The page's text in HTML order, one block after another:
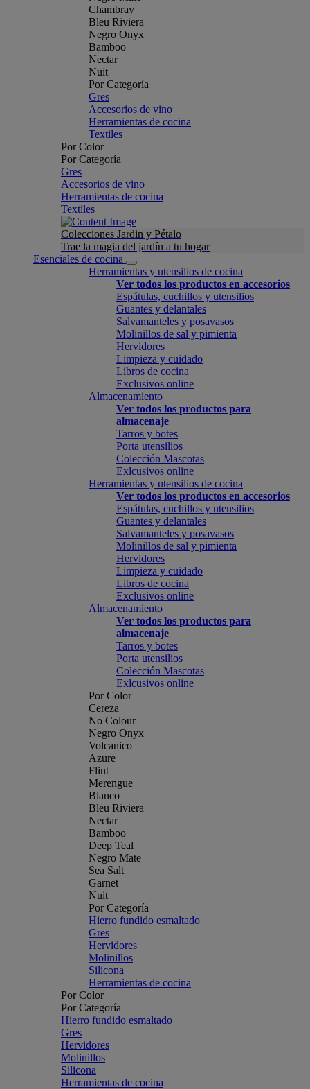
Chambray
Bleu Riviera
Negro Onyx
Bamboo
Nectar
Nuit
Por Categoría
Gres
Accesorios de vino
Herramientas de cocina
Textiles
Por Color
Por Categoría
Gres
Accesorios de vino
Herramientas de cocina
Textiles
Colecciones Jardin y Pétalo
Trae la magia del jardín a tu hogar
Esenciales de cocina
Herramientas y utensilios de cocina
Ver todos los productos en accesorios
Espátulas, cuchillos y utensilios
Guantes y delantales
Salvamanteles y posavasos
Molinillos de sal y pimienta
Hervidores
Limpieza y cuidado
Libros de cocina
Exclusivos online
Almacenamiento
Ver todos los productos para
almacenaje
Tarros y botes
Porta utensilios
Colección Mascotas
Exlcusivos online
Herramientas y utensilios de cocina
Ver todos los productos en accesorios
Espátulas, cuchillos y utensilios
Guantes y delantales
Salvamanteles y posavasos
Molinillos de sal y pimienta
Hervidores
Limpieza y cuidado
Libros de cocina
Exclusivos online
Almacenamiento
Ver todos los productos para
almacenaje
Tarros y botes
Porta utensilios
Colección Mascotas
Exlcusivos online
Por Color
Cereza
No Colour
Negro Onyx
Volcanico
Azure
Flint
Merengue
Blanco
Bleu Riviera
Nectar
Bamboo
Deep Teal
Negro Mate
Sea Salt
Garnet
Nuit
Por Categoría
Hierro fundido esmaltado
Gres
Hervidores
Molinillos
Silicona
Herramientas de cocina
Por Color
Por Categoría
Hierro fundido esmaltado
Gres
Hervidores
Molinillos
Silicona
Herramientas de cocina